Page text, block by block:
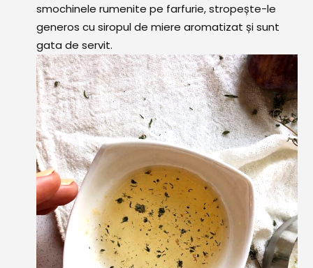
smochinele rumenite pe farfurie, stropește-le
generos cu siropul de miere aromatizat și sunt
gata de servit.